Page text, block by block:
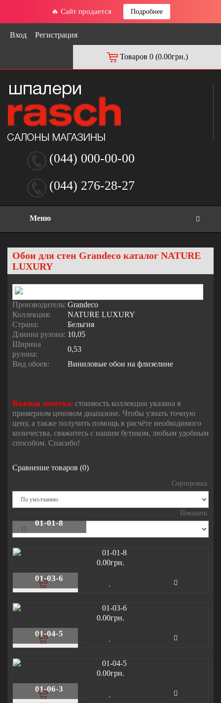
🔥 Сайт продается Подробнее
Вход Регистрация
Товаров 0 (0.00грн.)
(044) 000-00-00
(044) 276-28-27
Меню
Обои для стен Grandeco каталог NATURE
LUXURY
Производитель: Grandeco
Коллекция:
NATURE LUXURY
Страна:
Бельгия
Длинна рулона: 10,05
Ширина
рулона:
0,53
Вид обоев:
Виниловые обои на флизелине
Важная заметка: стоимость коллекции указана в
примерном ценовом диапазоне. Чтобы узнать точную
цену, а также получить помощь в расчёте необходимого
количества, свяжитесь с нашим бутиком, любым удобным
способом. Спасибо!
Сравнение товаров (0)
Сортировка:
Показать:
01-01-8
0.00грн.
01-03-6
0.00грн.
01-04-5
0.00грн.
01-06-3